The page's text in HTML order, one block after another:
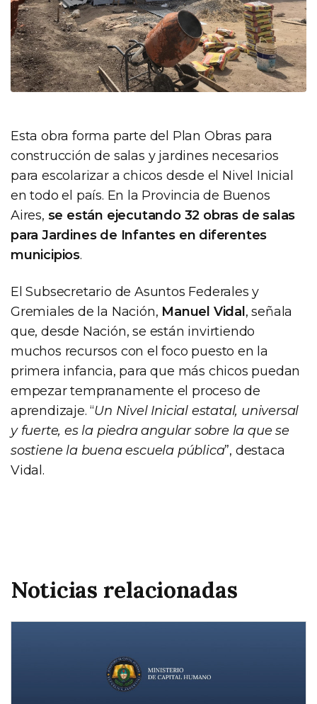
Esta obra forma parte del Plan Obras para
construcción de salas y jardines necesarios
para escolarizar a chicos desde el Nivel Inicial
en todo el país. En la Provincia de Buenos
Aires, se están ejecutando 32 obras de salas
para Jardines de Infantes en diferentes
municipios.
El Subsecretario de Asuntos Federales y
Gremiales de la Nación, Manuel Vidal , señala
que, desde Nación, se están invirtiendo
muchos recursos con el foco puesto en la
primera infancia, para que más chicos puedan
empezar tempranamente el proceso de
aprendizaje. “Un Nivel Inicial estatal, universal
y fuerte, es la piedra angular sobre la que se
sostiene la buena escuela pública”, destaca
Vidal.
Noticias relacionadas